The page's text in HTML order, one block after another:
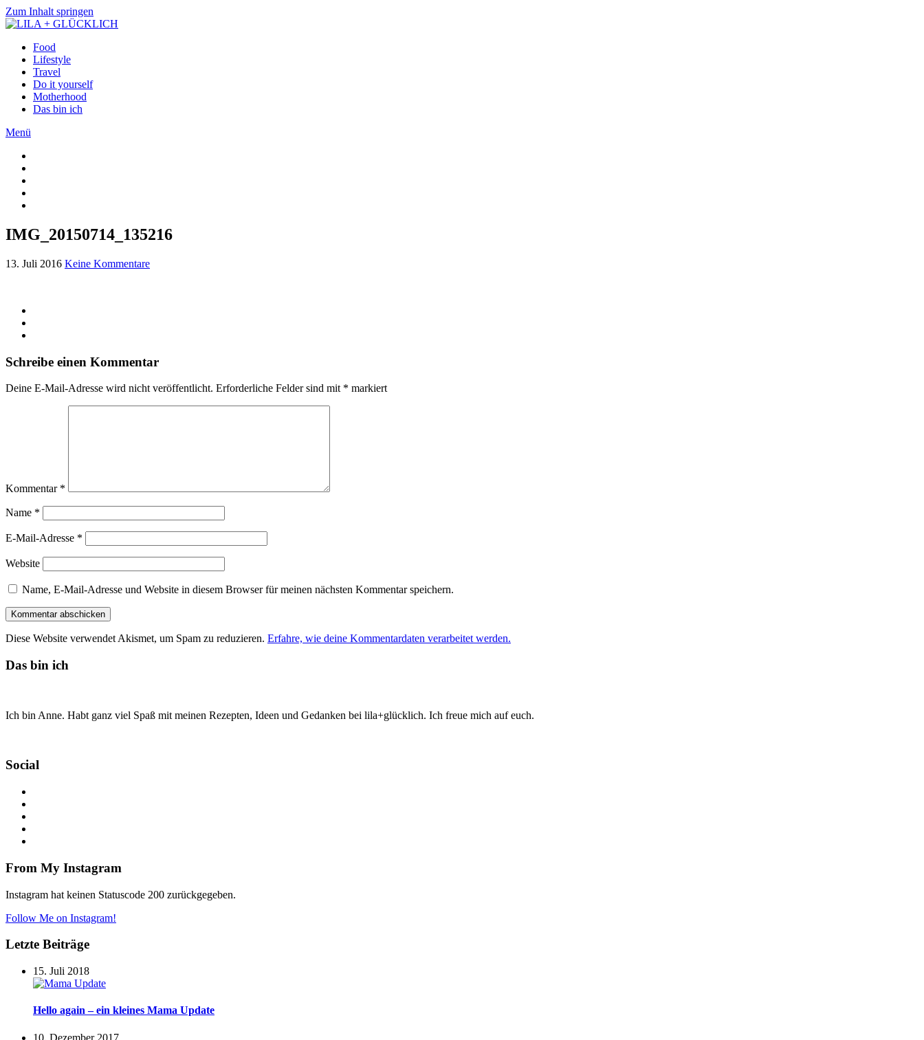
Zum Inhalt springen
Food
Lifestyle
Travel
Do it yourself
Motherhood
Das bin ich
Menü
IMG_20150714_135216
13. Juli 2016 Keine Kommentare
Schreibe einen Kommentar
Deine E-Mail-Adresse wird nicht veröffentlicht. Erforderliche Felder sind mit * markiert
Kommentar *
Name *
E-Mail-Adresse *
Website
Name, E-Mail-Adresse und Website in diesem Browser für meinen nächsten Kommentar speichern.
Diese Website verwendet Akismet, um Spam zu reduzieren. Erfahre, wie deine Kommentardaten verarbeitet werden.
Das bin ich
Ich bin Anne. Habt ganz viel Spaß mit meinen Rezepten, Ideen und Gedanken bei lila+glücklich. Ich freue mich auf euch.
Social
From My Instagram
Instagram hat keinen Statuscode 200 zurückgegeben.
Follow Me on Instagram!
Letzte Beiträge
15. Juli 2018
Hello again – ein kleines Mama Update
10. Dezember 2017